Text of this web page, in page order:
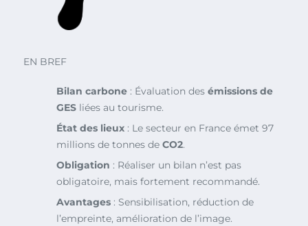
EN BREF
Bilan carbone : Évaluation des émissions de
GES liées au tourisme.
État des lieux : Le secteur en France émet 97
millions de tonnes de CO2.
Obligation : Réaliser un bilan n’est pas
obligatoire, mais fortement recommandé.
Avantages : Sensibilisation, réduction de
l’empreinte, amélioration de l’image.